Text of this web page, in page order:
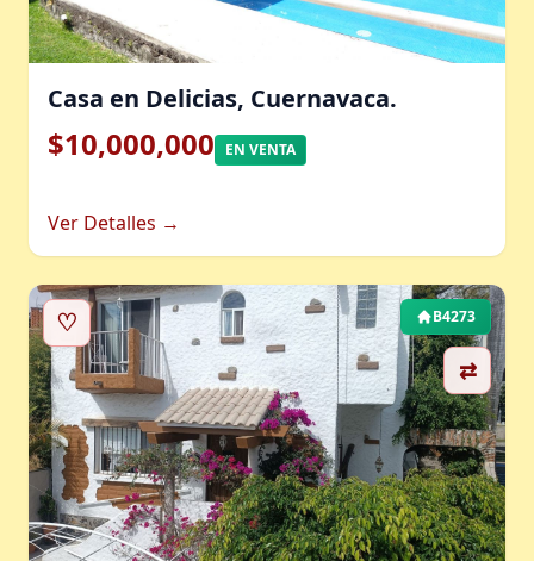
Casa en Delicias, Cuernavaca.
$10,000,000 EN VENTA
Ver Detalles →
♡
⇄
B4273